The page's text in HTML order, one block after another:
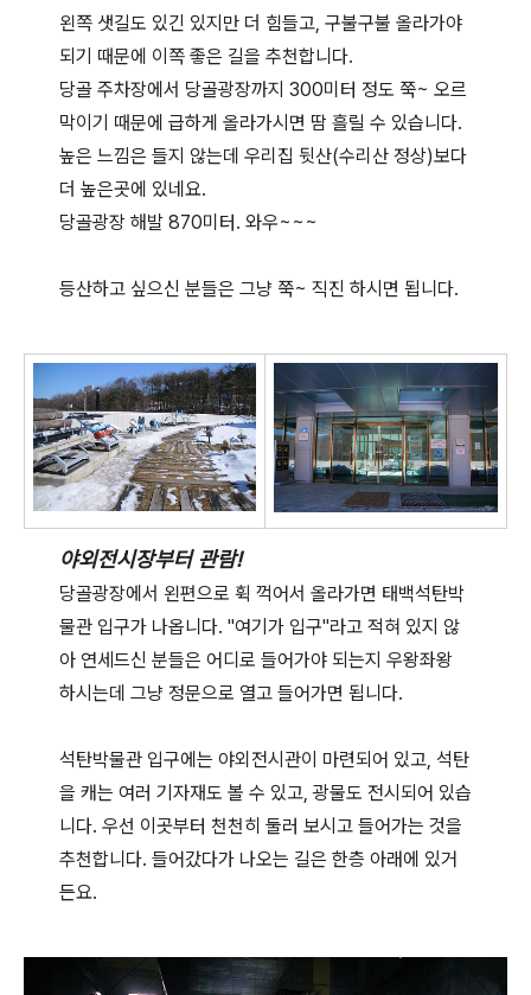
왼쪽 샛길도 있긴 있지만 더 힘들고, 구불구불 올라가야
되기 때문에 이쪽 좋은 길을 추천합니다.
당골 주차장에서 당골광장까지 300미터 정도 쭉~ 오르
막이기 때문에 급하게 올라가시면 땀 흘릴 수 있습니다.
높은 느낌은 들지 않는데 우리집 뒷산(수리산 정상)보다
더 높은곳에 있네요.
당골광장 해발 870미터. 와우~~~
등산하고 싶으신 분들은 그냥 쭉~ 직진 하시면 됩니다.
야외전시장부터 관람!
당골광장에서 왼편으로 휙 꺽어서 올라가면 태백석탄박
물관 입구가 나옵니다. "여기가 입구"라고 적혀 있지 않
아 연세드신 분들은 어디로 들어가야 되는지 우왕좌왕
하시는데 그냥 정문으로 열고 들어가면 됩니다.
석탄박물관 입구에는 야외전시관이 마련되어 있고, 석탄
을 캐는 여러 기자재도 볼 수 있고, 광물도 전시되어 있습
니다. 우선 이곳부터 천천히 둘러 보시고 들어가는 것을
추천합니다. 들어갔다가 나오는 길은 한층 아래에 있거
든요.